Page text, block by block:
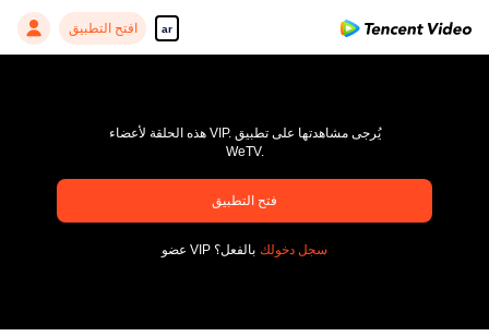
ar افتح التطبيق
pay limit
رمز خاطئ: 70013083.-1-9b2d836b1c5d076fd0b8f90a21032016
هذه الحلقة لأعضاء VIP. يُرجى مشاهدتها على تطبيق
WeTV.
فتح التطبيق
عضو VIP بالفعل؟ سجل دخولك